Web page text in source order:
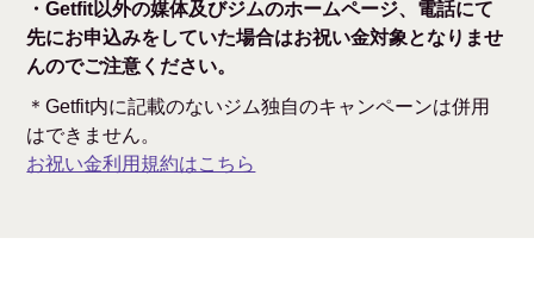
・Getfit以外の媒体及びジムのホームページ、電話にて
先にお申込みをしていた場合はお祝い金対象となりませ
んのでご注意ください。
＊Getfit内に記載のないジム独自のキャンペーンは併用
はできません。
お祝い金利用規約はこちら